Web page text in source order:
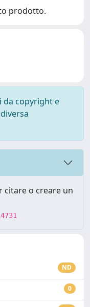
prodotto.
da copyright e
citare o creare un
ND
0